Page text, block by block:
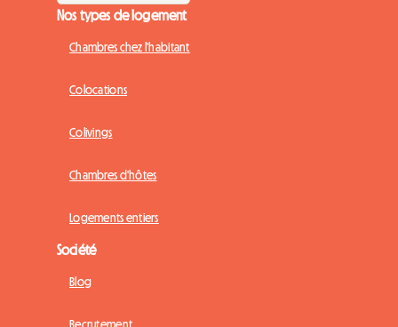
Nos types de logement
Chambres chez l'habitant
Colocations
Colivings
Chambres d'hôtes
Logements entiers
Société
Blog
Recrutement